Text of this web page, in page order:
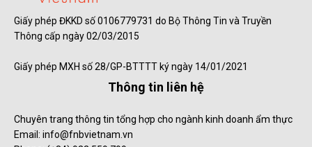
Giấy phép ĐKKD số 0106779731 do Bộ Thông Tin và Truyền
Thông cấp ngày 02/03/2015
Giấy phép MXH số 28/GP-BTTTT ký ngày 14/01/2021
Thông tin liên hệ
Chuyên trang thông tin tổng hợp cho ngành kinh doanh ẩm thực
Email: info@fnbvietnam.vn